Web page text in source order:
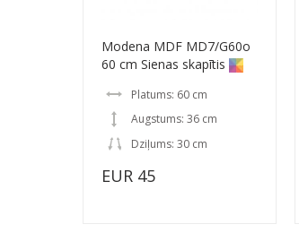
Modena MDF MD7/G60o
60 cm Sienas skapītis
Platums: 60 cm
Augstums: 36 cm
Dziļums: 30 cm
EUR 45